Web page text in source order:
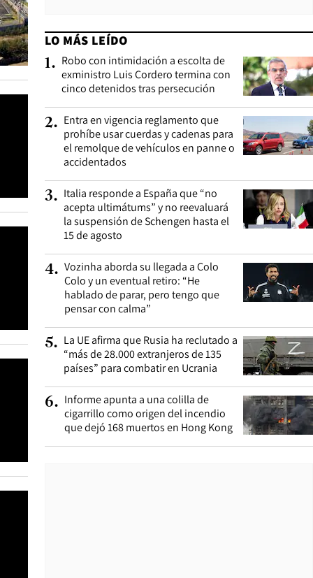
LO MÁS LEÍDO
1. Robo con intimidación a escolta de
exministro Luis Cordero termina con
cinco detenidos tras persecución
2. Entra en vigencia reglamento que
prohíbe usar cuerdas y cadenas para
el remolque de vehículos en panne o
accidentados
3. Italia responde a España que “no
acepta ultimátums” y no reevaluará
la suspensión de Schengen hasta el
15 de agosto
4. Vozinha aborda su llegada a Colo
Colo y un eventual retiro: “He
hablado de parar, pero tengo que
pensar con calma”
5. La UE afirma que Rusia ha reclutado a
“más de 28.000 extranjeros de 135
países” para combatir en Ucrania
6. Informe apunta a una colilla de
cigarrillo como origen del incendio
que dejó 168 muertos en Hong Kong